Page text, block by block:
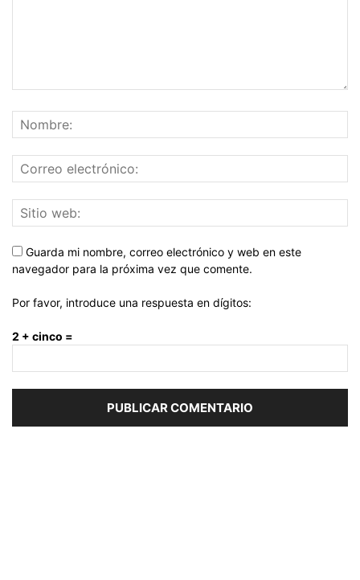
Guarda mi nombre, correo electrónico y web en este
navegador para la próxima vez que comente.
Por favor, introduce una respuesta en dígitos:
2 + cinco =